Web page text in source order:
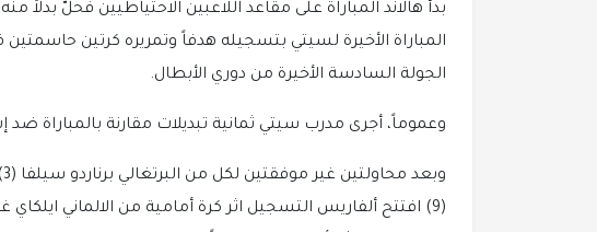
بدأ هالاند المباراة على مقاعد اللاعبين الاحتياطيين فحلّ بدلاً
الجولة السادسة الأخيرة من دوري الأبطال.
وعموماً، أجرى مدرب سيتي ثمانية تبديلات مقارنة بالمباراة ضد
(9) افتتح ألفاريس التسجيل اثر كرة أمامية من الالماني